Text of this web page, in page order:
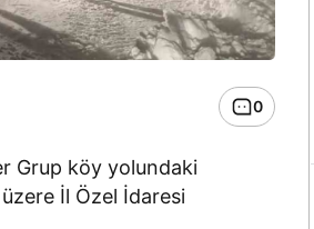
0
Grup köy yolundaki
İl Özel İdaresi